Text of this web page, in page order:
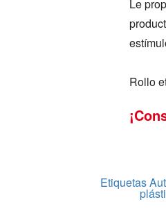
Le
Rollo
Etiquetas